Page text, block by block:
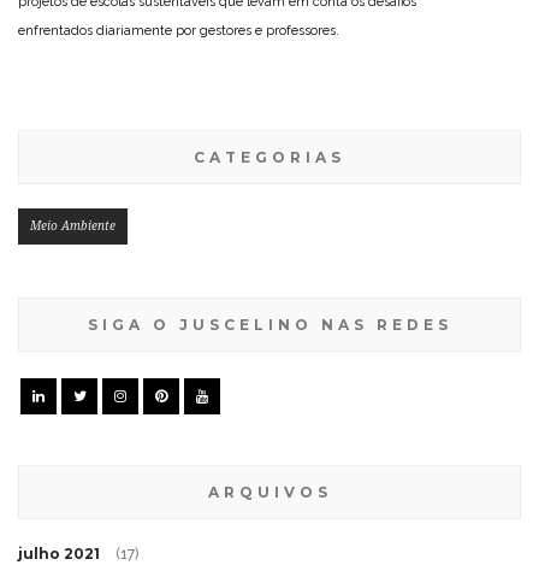
enfrentados diariamente por gestores e professores.
CATEGORIAS
Meio Ambiente
SIGA O JUSCELINO NAS REDES
ARQUIVOS
julho 2021 (17)